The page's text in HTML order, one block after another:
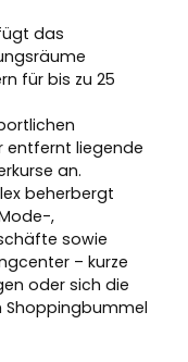
das
für bis zu 25
entfernt liegende
an.
beherbergt
,
sowie
– kurze
oder sich die
Shoppingbummel